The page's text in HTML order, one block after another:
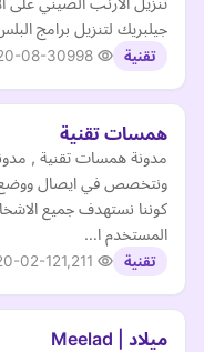
جيلبريك لتنزيل برامج
تقنية 08-30
همسات تقنية
مدونة همسات تقنية ,
ونتخصص في ايصال ووضع
كوننا نستهدف جميع
المستخدم ا…
تقنية 02-12
ميلاد | Meelad